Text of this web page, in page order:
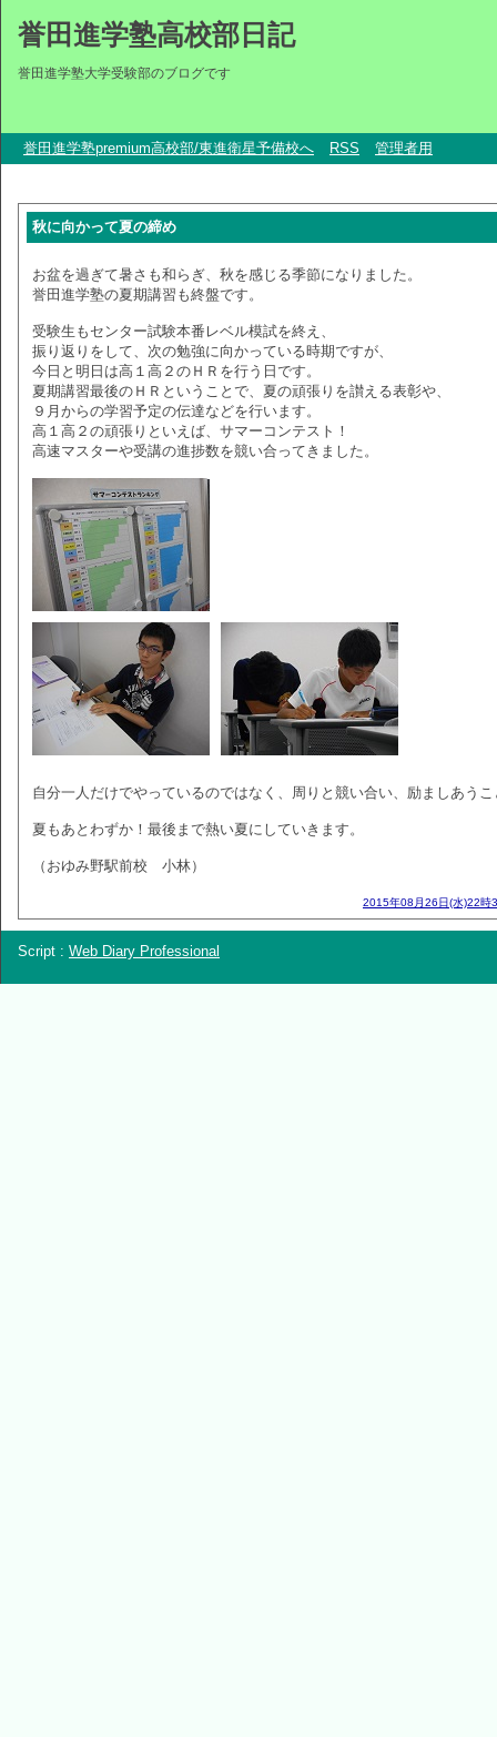
誉田進学塾高校部日記
誉田進学塾大学受験部のブログです
誉田進学塾premium高校部/東進衛星予備校へ RSS 管理者用
秋に向かって夏の締め
お盆を過ぎて暑さも和らぎ、秋を感じる季節になりました。
誉田進学塾の夏期講習も終盤です。
受験生もセンター試験本番レベル模試を終え、
振り返りをして、次の勉強に向かっている時期ですが、
今日と明日は高１高２のＨＲを行う日です。
夏期講習最後のＨＲということで、夏の頑張りを讃える表彰や、
９月からの学習予定の伝達などを行います。
高１高２の頑張りといえば、サマーコンテスト！
高速マスターや受講の進捗数を競い合ってきました。
自分一人だけでやっているのではなく、周りと競い合い、励ましあう
夏もあとわずか！最後まで熱い夏にしていきます。
（おゆみ野駅前校 小林）
2015年08月26日(水)22時
Script : Web Diary Professional